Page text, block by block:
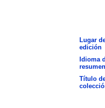
Lugar
edición
Idioma
resumen
Título